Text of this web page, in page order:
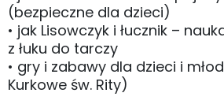
(bezpieczne dla dzieci)
• jak Lisowczyk i łucznik –
z łuku do tarczy
• gry i zabawy dla dzieci i
Kurkowe św. Rity)